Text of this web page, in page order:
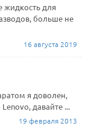
жидкость для
больше не
16 августа 2019
я доволен,
давайте ...
19 февраля 2013